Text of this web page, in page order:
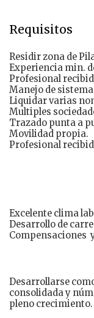
Requisitos
Residir zona de
Experiencia min.
Profesional
Manejo de
Liquidar varias
Multiples
Trazado punta a
Movilidad propia.
Profesional
Excelente clima
Desarrollo de
Compensaciones
Desarrollarse
consolidada y
pleno crecimiento.